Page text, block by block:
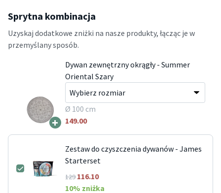
Sprytna kombinacja
Uzyskaj dodatkowe zniżki na nasze produkty, łącząc je w
przemyślany sposób.
+
Dywan zewnętrzny okrągły - Summer
Oriental Szary
Ø 100 cm
149.00
Zestaw do czyszczenia dywanów - James
Starterset
129116.10
10% zniżka